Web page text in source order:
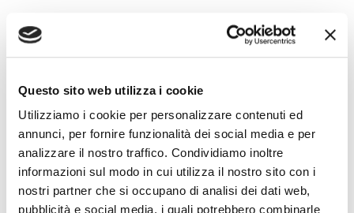
Questo sito web utilizza i cookie
Utilizziamo i cookie per personalizzare contenuti ed
annunci, per fornire funzionalità dei social media e per
analizzare il nostro traffico. Condividiamo inoltre
informazioni sul modo in cui utilizza il nostro sito con i
nostri partner che si occupano di analisi dei dati web,
pubblicità e social media, i quali potrebbero combinarle
Workshops – Radar: Federchimica e i Vigili del Fuoco
organizzano i “Workshops-Radar” allo scopo di aggiornare
esperienze operative in Europa, sulla prevenzione e sulla
Strumenti Gestionali quali:
ERICards: data l’importanza delle ERICards,
Federchimica aggiorna periodicamente e distribuisce
ai Soggetti interessati una USB Key che contiene il